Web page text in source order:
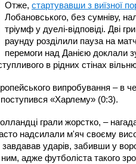
Отже, стартувавши з виїзної
Лобановського, без сумніву,
тріумф у дуелі-відповіді. Дві
раунду розділили пауза на
перемоги над Данією доклали
в рідних стінах
випробування – в
«Харлему» (0:3).
грали жорстко, –
надсилали м'яч своєму
ударів, забивши у
адже футболіста такого